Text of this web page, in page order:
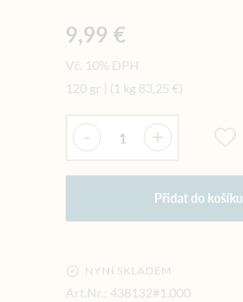
9,99 €
Vč. 10% DPH
120 gr
(1 kg 83,25 €)
Množství
- +
Přidat do košíku
NYNÍ SKLADEM
Art.Nr.: 438132#1.000